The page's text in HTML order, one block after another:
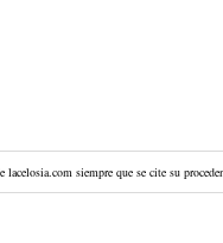
siempre que se cite su